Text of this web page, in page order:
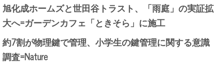
旭化成ホームズと世田谷トラスト、「雨庭」の実証拡
大へ=ガーデンカフェ「ときそら」に施工
約7割が物理鍵で管理、小学生の鍵管理に関する意識
調査=Nature